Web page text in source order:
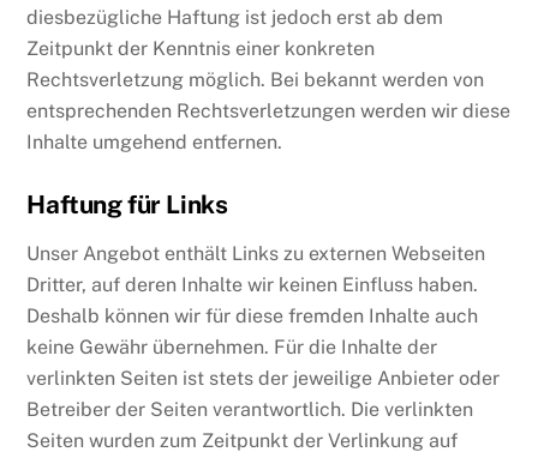
diesbezügliche Haftung ist jedoch erst ab dem
Zeitpunkt der Kenntnis einer konkreten
Rechtsverletzung möglich. Bei bekannt werden von
entsprechenden Rechtsverletzungen werden wir diese
Inhalte umgehend entfernen.
Haftung für Links
Unser Angebot enthält Links zu externen Webseiten
Dritter, auf deren Inhalte wir keinen Einfluss haben.
Deshalb können wir für diese fremden Inhalte auch
keine Gewähr übernehmen. Für die Inhalte der
verlinkten Seiten ist stets der jeweilige Anbieter oder
Betreiber der Seiten verantwortlich. Die verlinkten
Seiten wurden zum Zeitpunkt der Verlinkung auf